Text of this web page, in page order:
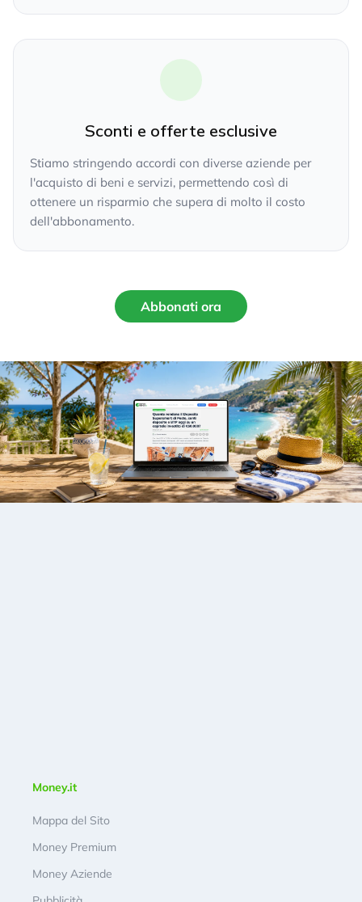
Sconti e offerte esclusive
Stiamo stringendo accordi con diverse aziende per
l'acquisto di beni e servizi, permettendo così di
ottenere un risparmio che supera di molto il costo
dell'abbonamento.
Abbonati ora
Money.it
Mappa del Sito
Money Premium
Money Aziende